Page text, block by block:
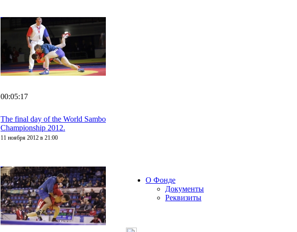
00:05:17
The final day of the World Sambo
Championship 2012.
11 ноября 2012 в 21:00
О Фонде
Документы
Реквизиты